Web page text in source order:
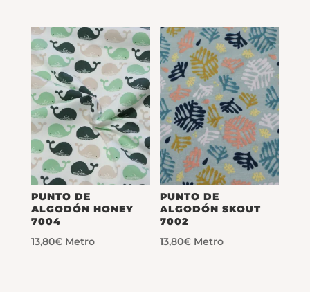
PUNTO DE
ALGODÓN HONEY
7004
13,80€ Metro
PUNTO DE
ALGODÓN SKOUT
7002
13,80€ Metro